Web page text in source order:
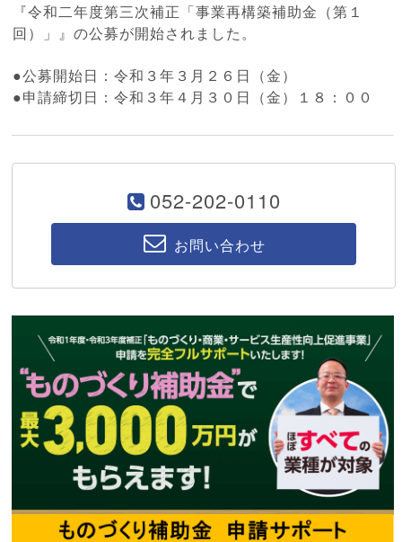
『令和二年度第三次補正「事業再構築補助金（第１
回）
」』の公募が開始されました。
●公募開始日：令和３年３月２６日（金）
●申請締切日：令和３年４月３０日（金）１８：００
052-202-0110
お問い合わせ